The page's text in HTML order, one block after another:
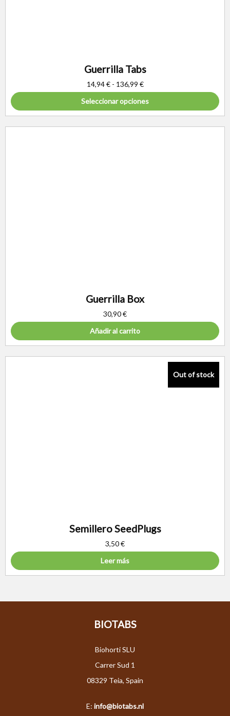
Guerrilla Tabs
14,94€ - 136,99 €
Seleccionar opciones
Guerrilla Box
30,90€
Añadir al carrito
Semillero SeedPlugs
3,50€
Leer más
BIOTABS
Biohorti SLU
Carrer Sud 1
08329 Teia, Spain
E: info@biotabs.nl